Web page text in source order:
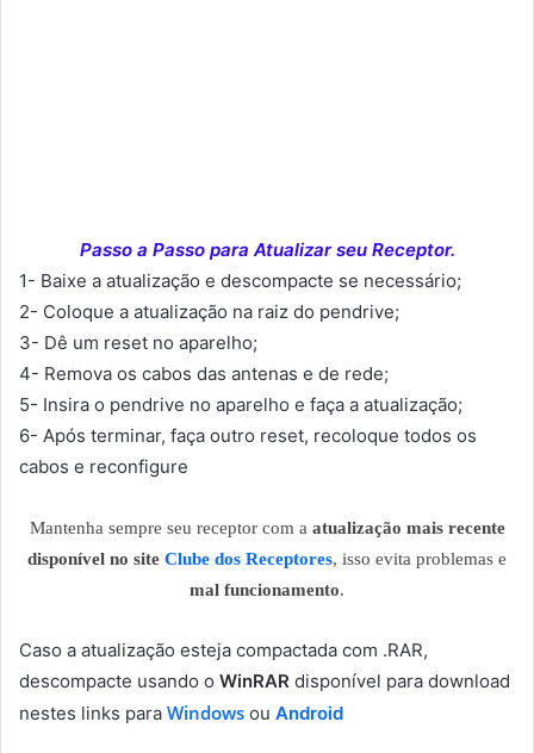
Passo a Passo para Atualizar seu Receptor.
1- Baixe a atualização e descompacte se necessário;
2- Coloque a atualização na raiz do pendrive;
3- Dê um reset no aparelho;
4- Remova os cabos das antenas e de rede;
5- Insira o pendrive no aparelho e faça a atualização;
6- Após terminar, faça outro reset, recoloque todos os
cabos e reconfigure
Mantenha sempre seu receptor com a atualização mais recente
disponível no site Clube dos Receptores, isso evita problemas e
mal funcionamento.
Caso a atualização esteja compactada com .RAR,
descompacte usando o WinRAR disponível para download
nestes links para Windows ou Android